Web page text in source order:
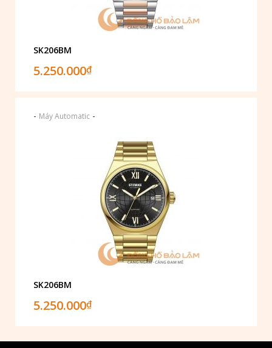
SK206BM
5.250.000₫
- Máy Automatic -
SK206BM
5.250.000₫